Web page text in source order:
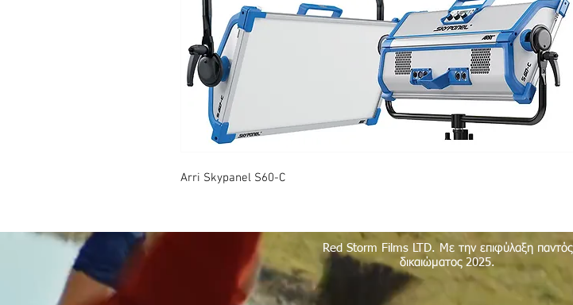
Arri Skypanel S60-C
Red Storm Films LTD. Με την επιφύλαξη παντός
δικαιώματος 2025.
Red Storm Films Ltd |Epimitheos 6/7 ,Cyprus